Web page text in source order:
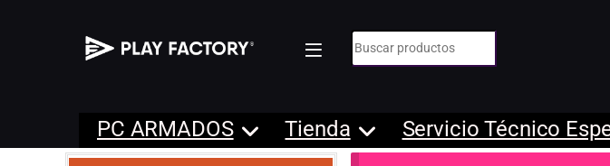
Búsqueda de:
PC ARMADOS Tienda Servicio Técnico